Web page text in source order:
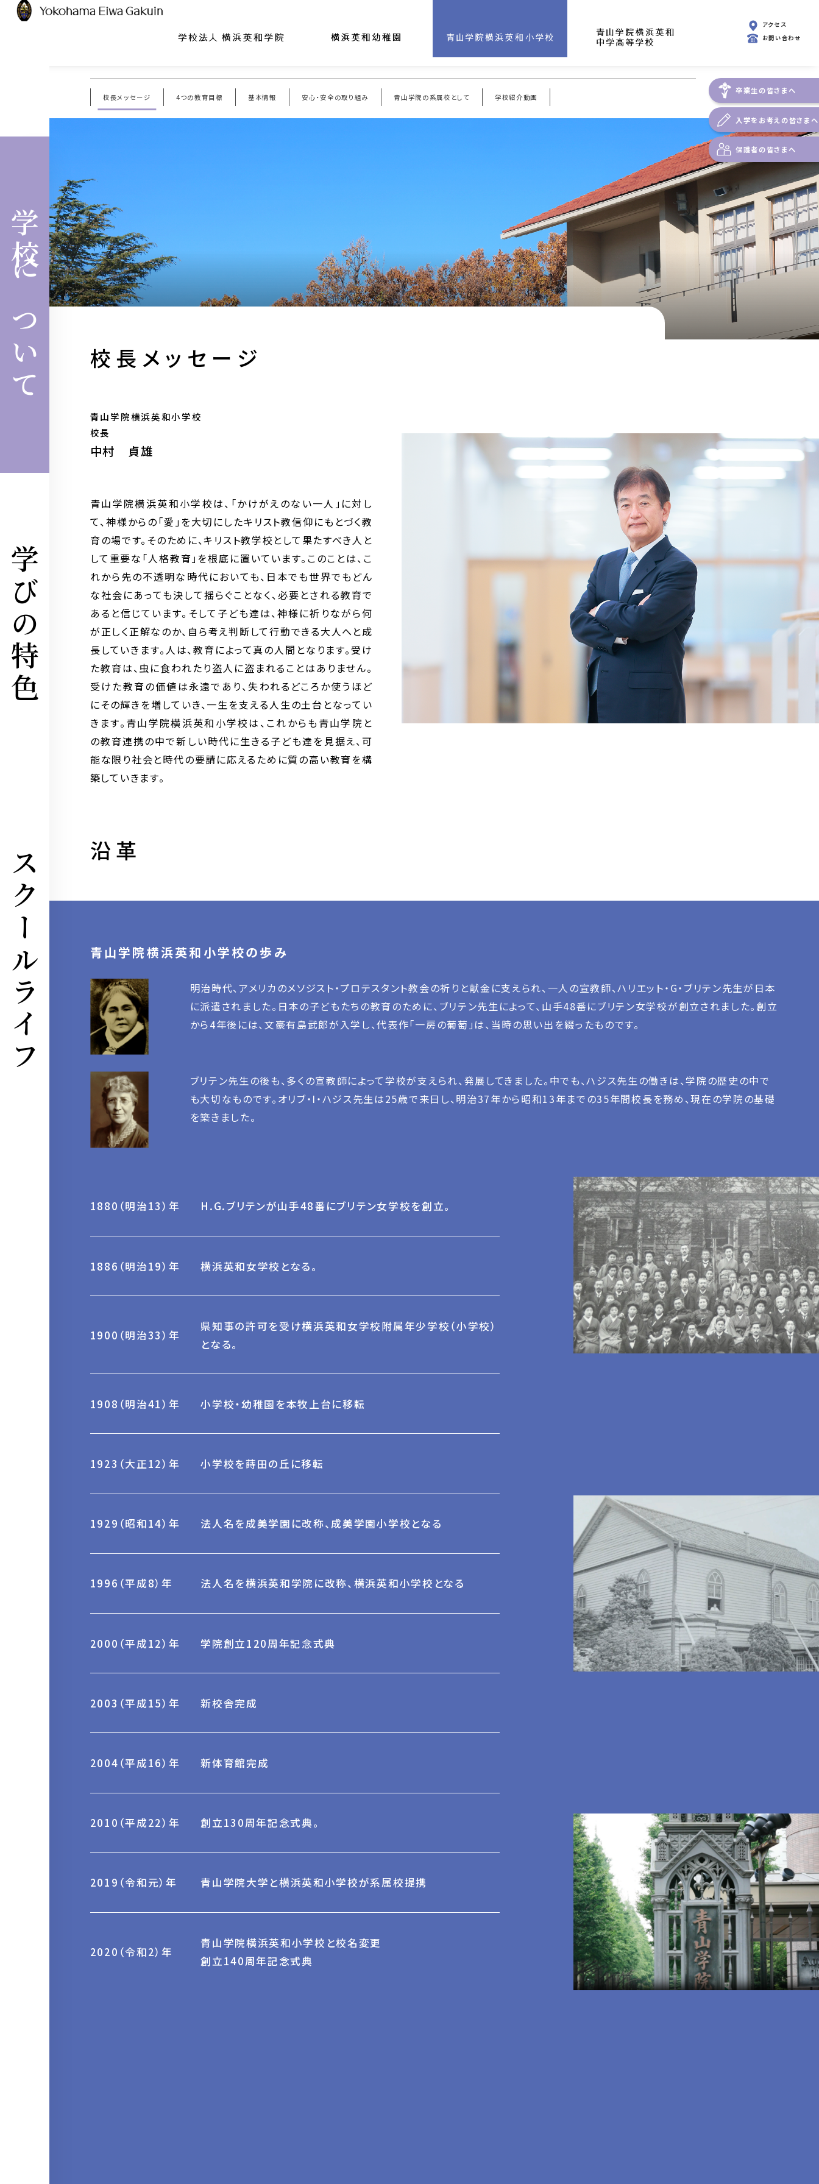
アクセス
お問い合わせ
卒業生の皆さまへ
入学をお考えの皆さまへ
保護者の皆さまへ
学校に
ついて
学びの特色
スクールライフ
ABOUT US
基本情報
安心・安全の取り組み
青山学院の系属校として
学校紹介動画
EDUCATION
教科指導の特色
なわとび指導
SCHOOL LIFE
一日の流れ
給食と食育
学年交流
児童会活動・クラブ活動
制服
YMCAアフタースクール
校長メッセージ 4つの教育目標 基本情報 安心・安全の取り組み 青山学院の系属校として 学校紹介動画
校長メッセージ
青山学院横浜英和小学校
校長
中村 貞雄
青山学院横浜英和小学校は、「かけがえのない一人」に対し
て、神様からの「愛」を大切にしたキリスト教信仰にもとづく教
育の場です。そのために、キリスト教学校として果たすべき人と
して重要な「人格教育」を根底に置いています。このことは、こ
れから先の不透明な時代においても、日本でも世界でもどん
な社会にあっても決して揺らぐことなく、必要とされる教育で
あると信じています。そして子ども達は、神様に祈りながら何
が正しく正解なのか、自ら考え判断して行動できる大人へと成
長していきます。人は、教育によって真の人間となります。受け
た教育は、虫に食われたり盗人に盗まれることはありません。
受けた教育の価値は永遠であり、失われるどころか使うほど
にその輝きを増していき、一生を支える人生の土台となってい
きます。青山学院横浜英和小学校は、これからも青山学院と
の教育連携の中で新しい時代に生きる子ども達を見据え、可
能な限り社会と時代の要請に応えるために質の高い教育を構
築していきます。
沿革
青山学院横浜英和小学校の歩み
明治時代、アメリカのメソジスト・プロテスタント教会の祈りと献金に支えられ、一人の宣教師、ハリエット・G・ブリテン先生が日本
に派遣されました。日本の子どもたちの教育のために、ブリテン先生によって、山手48番にブリテン女学校が創立されました。創立
から4年後には、文豪有島武郎が入学し、代表作「一房の葡萄」は、当時の思い出を綴ったものです。
ブリテン先生の後も、多くの宣教師によって学校が支えられ、発展してきました。中でも、ハジス先生の働きは、学院の歴史の中で
も大切なものです。オリブ・I・ハジス先生は25歳で来日し、明治37年から昭和13年までの35年間校長を務め、現在の学院の基礎
を築きました。
1880（明治13）年 H.G.ブリテンが山手48番にブリテン女学校を創立。
1886（明治19）年 横浜英和女学校となる。
1900（明治33）年
県知事の許可を受け横浜英和女学校附属年少学校（小学校）
となる。
1908（明治41）年 小学校・幼稚園を本牧上台に移転
1923（大正12）年 小学校を蒔田の丘に移転
1929（昭和14）年 法人名を成美学園に改称、成美学園小学校となる
1996（平成8）年 法人名を横浜英和学院に改称、横浜英和小学校となる
2000（平成12）年 学院創立120周年記念式典
2003（平成15）年 新校舎完成
2004（平成16）年 新体育館完成
2010（平成22）年 創立130周年記念式典。
2019（令和元）年 青山学院大学と横浜英和小学校が系属校提携
2020（令和2）年
青山学院横浜英和小学校と校名変更
創立140周年記念式典